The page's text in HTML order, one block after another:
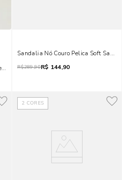
Branco
Sandalia Nó Couro Pelica Soft Salto
R$289,90R$ 144,90
2 CORES